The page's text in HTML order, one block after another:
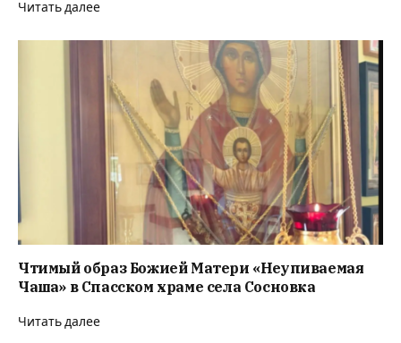
Читать далее
Чтимый образ Божией Матери «Неупиваемая
Чаша» в Спасском храме села Сосновка
Читать далее